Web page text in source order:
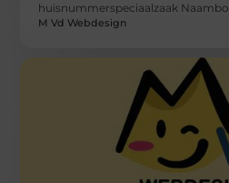
huisnummerspeciaalzaak
M Vd Webdesign